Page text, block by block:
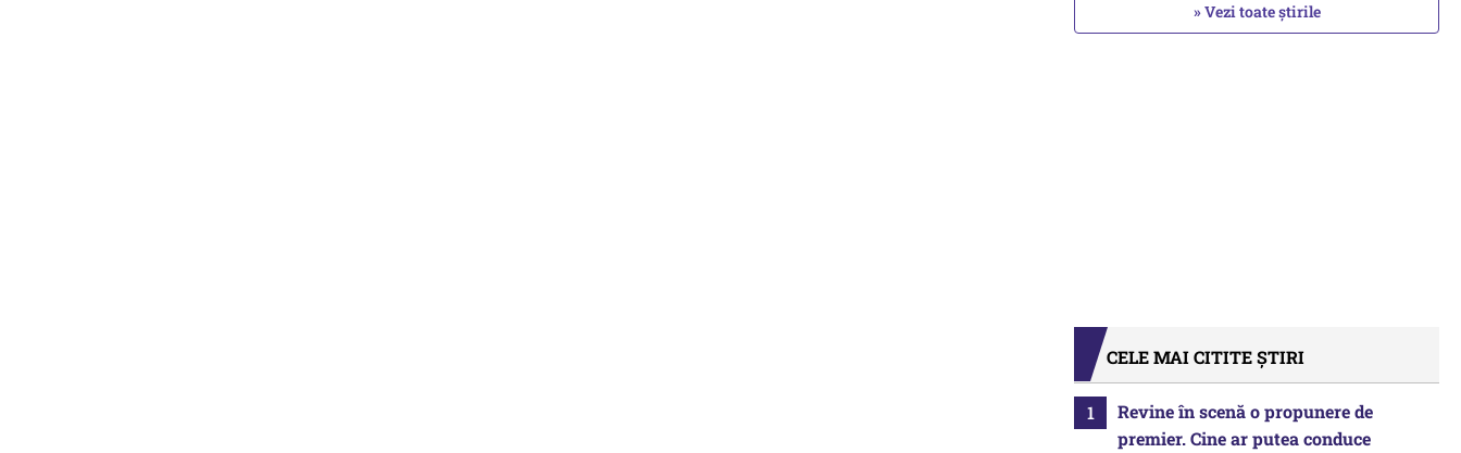
» Vezi toate știrile
CELE MAI CITITE ȘTIRI
Revine în scenă o propunere de
premier. Cine ar putea conduce